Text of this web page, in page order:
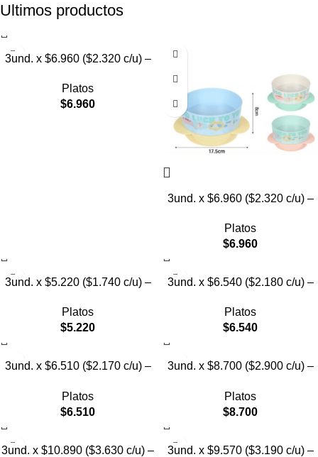
Ultimos productos
3und. x $6.960 ($2.320 c/u) –
Diamante
Platos
$6.960
3und. x $6.960 ($2.320 c/u) –
Platos
$6.960
3und. x $5.220 ($1.740 c/u) –
Diseño Manzana
Platos
$5.220
3und. x $6.540 ($2.180 c/u) –
Mascotas
Platos
$6.540
3und. x $6.510 ($2.170 c/u) –
Platos
$6.510
3und. x $8.700 ($2.900 c/u) –
Mascotas
Platos
$8.700
3und. x $10.890 ($3.630 c/u) –
3und. x $9.570 ($3.190 c/u) –